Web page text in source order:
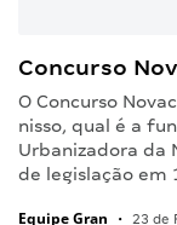
Concurso
O Concurso
nisso, qual é a
Urbanizadora da
de legislação em
Equipe Gran • 23 de